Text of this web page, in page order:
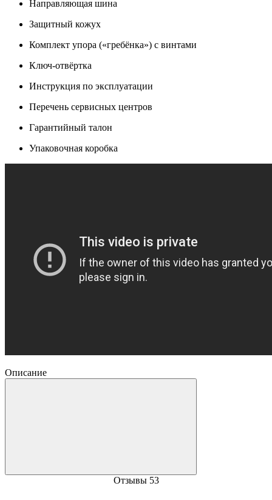
Направляющая шина
Защитный кожух
Комплект упора («гребёнка») с винтами
Ключ-отвёртка
Инструкция по эксплуатации
Перечень сервисных центров
Гарантийный талон
Упаковочная коробка
Описание
Отзывы 53